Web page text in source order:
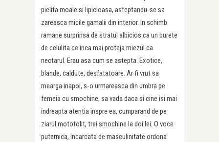
pielita moale si lipicioasa, asteptandu-se sa
zareasca micile gamalii din interior. In schimb
ramane surprinsa de stratul albicios ca un burete
de celulita ce inca mai proteja miezul ca
nectarul. Erau asa cum se astepta. Exotice,
blande, caldute, desfatatoare. Ar fi vrut sa
mearga inapoi, s-o urmareasca din umbra pe
femeia cu smochine, sa vada daca si cine isi mai
indreapta atentia inspre ea, cumparand de pe
ziarul mototolit, trei smochine la doi lei. O voce
puternica, incarcata de masculinitate ordona